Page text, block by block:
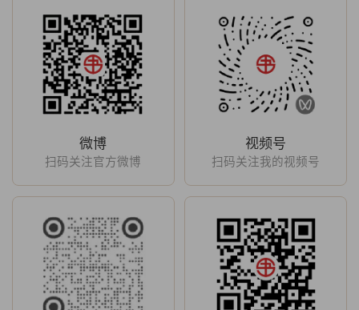
微博
扫码关注官方微博
视频号
扫码关注我的视频号